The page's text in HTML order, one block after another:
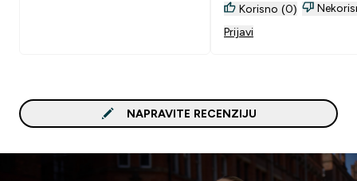
Korisno (0)
Prijavi
NAPRAVITE RECENZIJU